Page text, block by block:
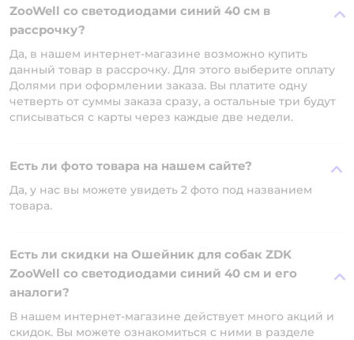
ZooWell со светодиодами синий 40 см в
рассрочку?
Да, в нашем интернет-магазине возможно купить
данный товар в рассрочку. Для этого выберите оплату
Долями при оформлении заказа. Вы платите одну
четверть от суммы заказа сразу, а остальные три будут
списываться с карты через каждые две недели.
Есть ли фото товара на нашем сайте?
Да, у нас вы можете увидеть 2 фото под названием
товара.
Есть ли скидки на Ошейник для собак ZDK
ZooWell со светодиодами синий 40 см и его
аналоги?
В нашем интернет-магазине действует много акций и
скидок. Вы можете ознакомиться с ними в разделе